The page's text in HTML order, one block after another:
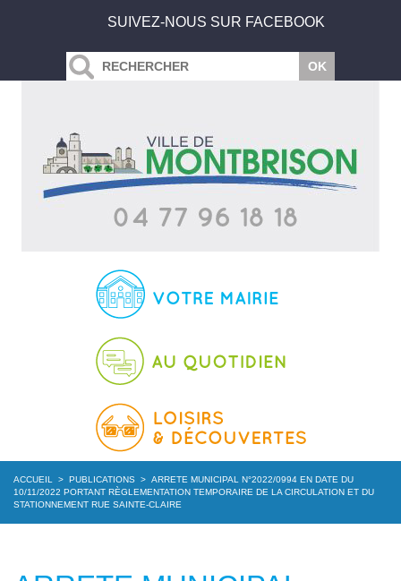
SUIVEZ-NOUS SUR FACEBOOK
ACCUEIL > PUBLICATIONS > ARRETE MUNICIPAL N°2022/0994 EN DATE DU
10/11/2022 PORTANT RÈGLEMENTATION TEMPORAIRE DE LA CIRCULATION ET DU
STATIONNEMENT RUE SAINTE-CLAIRE